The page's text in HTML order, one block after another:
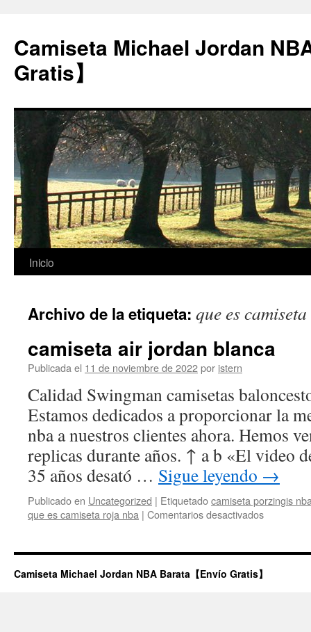
Camiseta Michael Jordan
Gratis】
Saltar
contenido
Inicio
Archivo de la etiqueta: que es
camiseta air jordan blanca
Publicada el 11 de noviembre de 2022por istern
Calidad Swingman camisetas
Estamos dedicados a proporcionar la
nba a nuestros clientes ahora. Hemos
replicas durante años. ↑ a b «El video
35 años desató … Sigue leyendo →
Publicado en Uncategorized | Etiquetadocamiseta porzingis
que es camiseta roja nba | Comentarios desactivadosen
jordan
Camiseta Michael Jordan NBA Barata【Envío Gratis】